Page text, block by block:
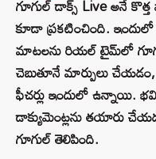
గూగుల్ డాక్స్ Live అనే
కూడా ప్రకటించింది.
మాటలను రియల్ టైమ్‌లో
చెబుతూనే మార్పులు
ఫీచర్లు ఇందులో ఉన్నాయి.
డాక్యుమెంట్లను తయారు
గూగుల్ తెలిపింది.